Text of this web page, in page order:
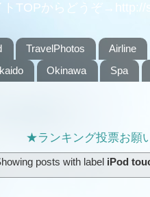
トTOPからどうぞ→http://
TravelPhotos
Airline
Okinawa Spa
★ランキング投票お願
posts with labeliPod